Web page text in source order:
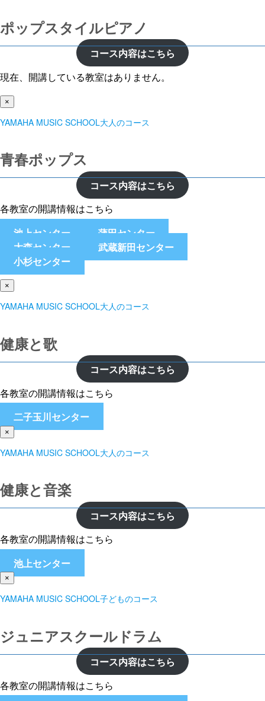
ポップスタイルピアノ
コース内容はこちら
現在、開講している教室はありません。
×
YAMAHA MUSIC SCHOOL大人のコース
青春ポップス
コース内容はこちら
各教室の開講情報はこちら
池上センター
蒲田センター
大森センター
武蔵新田センター
小杉センター
×
YAMAHA MUSIC SCHOOL大人のコース
健康と歌
コース内容はこちら
各教室の開講情報はこちら
二子玉川センター
×
YAMAHA MUSIC SCHOOL大人のコース
健康と音楽
コース内容はこちら
各教室の開講情報はこちら
池上センター
×
YAMAHA MUSIC SCHOOL子どものコース
ジュニアスクールドラム
コース内容はこちら
各教室の開講情報はこちら